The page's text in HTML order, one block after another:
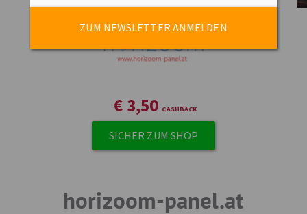
€ 3,50
SICHER ZUM SHOP
horizoom-panel.at
ZUM NEWSLETTER ANMELDEN